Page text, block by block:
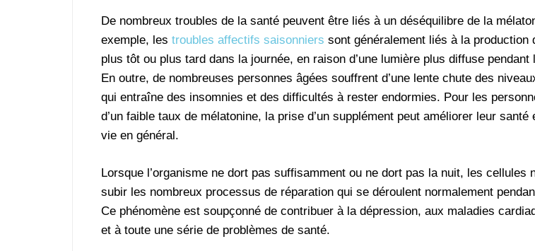
De nombreux troubles de la santé peuvent être liés à un déséquilibre de la
exemple, les troubles affectifs saisonniers sont généralement liés à la production
plus tôt ou plus tard dans la journée, en raison d’une lumière plus diffuse
En outre, de nombreuses personnes âgées souffrent d’une lente chute des
qui entraîne des insomnies et des difficultés à rester endormies. Pour les
d’un faible taux de mélatonine, la prise d’un supplément peut améliorer leur santé
vie en général.
Lorsque l’organisme ne dort pas suffisamment ou ne dort pas la nuit, les cellules
subir les nombreux processus de réparation qui se déroulent normalement
Ce phénomène est soupçonné de contribuer à la dépression, aux maladies
et à toute une série de problèmes de santé.